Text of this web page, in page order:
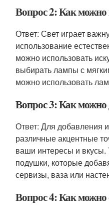
Вопрос 2: Как можно
Ответ: Свет играет
использование
можно использовать
выбирать лампы с
можно использовать
Вопрос 3: Как можно
Ответ: Для добавления
различные акцентные
ваши интересы и вкусы.
подушки, которые
сервизы, ваза или
Вопрос 4: Как можно